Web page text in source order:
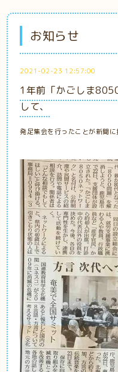
お知らせ
2021-02-23 12:57:00
1年前「かごしま
して、
発足集会を行ったことが新聞に